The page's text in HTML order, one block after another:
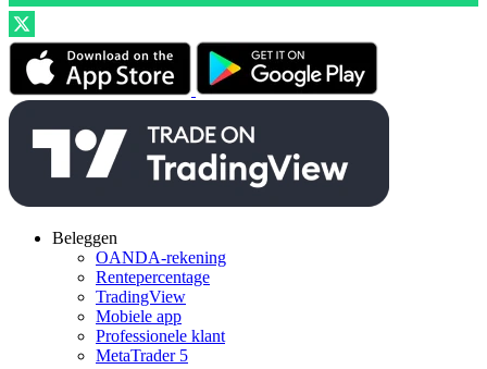
Beleggen
OANDA-rekening
Rentepercentage
TradingView
Mobiele app
Professionele klant
MetaTrader 5